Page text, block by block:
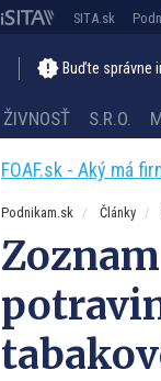
SITA.sk
Buďte správne
ŽIVNOSŤ S.R.O.
FOAF.sk - Aký má
Podnikam.sk Články